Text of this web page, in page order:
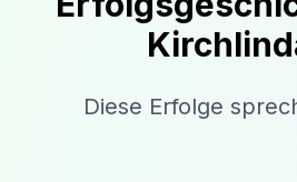
Diese Erfolge